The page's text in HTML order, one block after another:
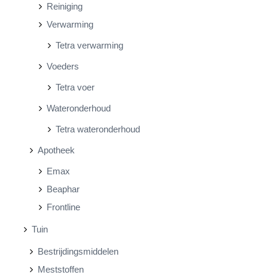
Reiniging
Verwarming
Tetra verwarming
Voeders
Tetra voer
Wateronderhoud
Tetra wateronderhoud
Apotheek
Emax
Beaphar
Frontline
Tuin
Bestrijdingsmiddelen
Meststoffen